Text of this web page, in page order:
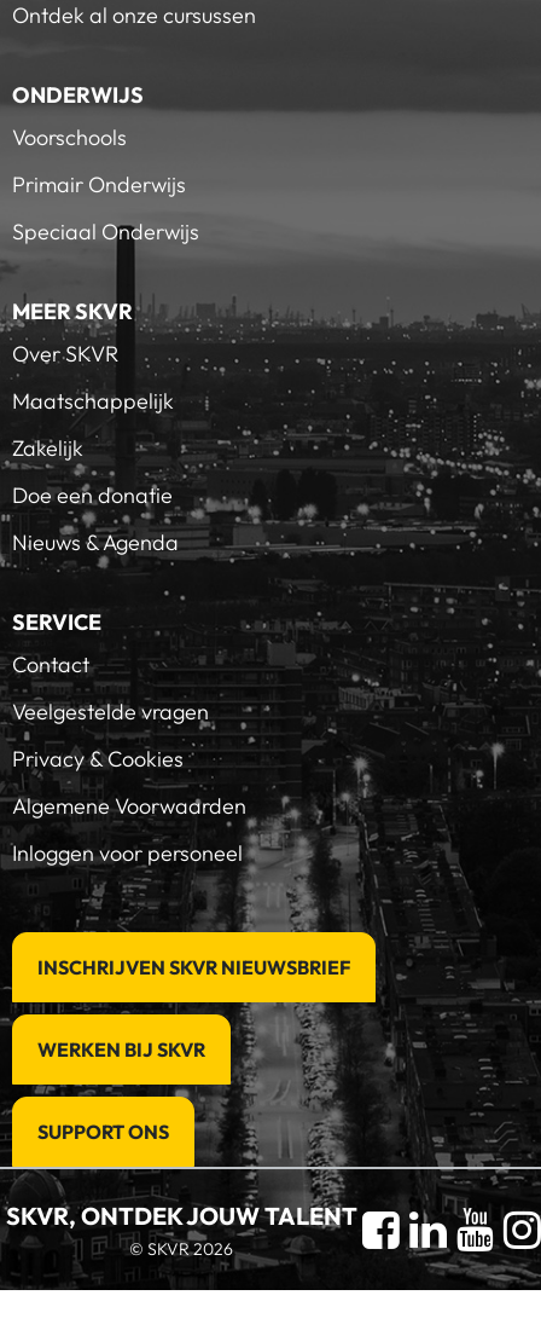
Ontdek al onze cursussen
ONDERWIJS
Voorschools
Primair Onderwijs
Speciaal Onderwijs
MEER SKVR
Over SKVR
Maatschappelijk
Zakelijk
Doe een donatie
Nieuws & Agenda
SERVICE
Contact
Veelgestelde vragen
Privacy & Cookies
Algemene Voorwaarden
Inloggen voor personeel
INSCHRIJVEN SKVR NIEUWSBRIEF
WERKEN BIJ SKVR
SUPPORT ONS
SKVR, ONTDEK JOUW TALENT
© SKVR 2026